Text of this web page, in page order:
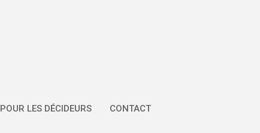
POUR LES DÉCIDEURS CONTACT